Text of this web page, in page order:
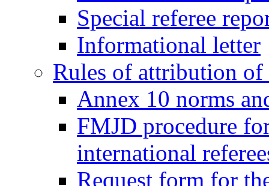
Special referee
Informational letter
Rules of attribution
Annex 10 norms
FMJD procedure
international
Request form for